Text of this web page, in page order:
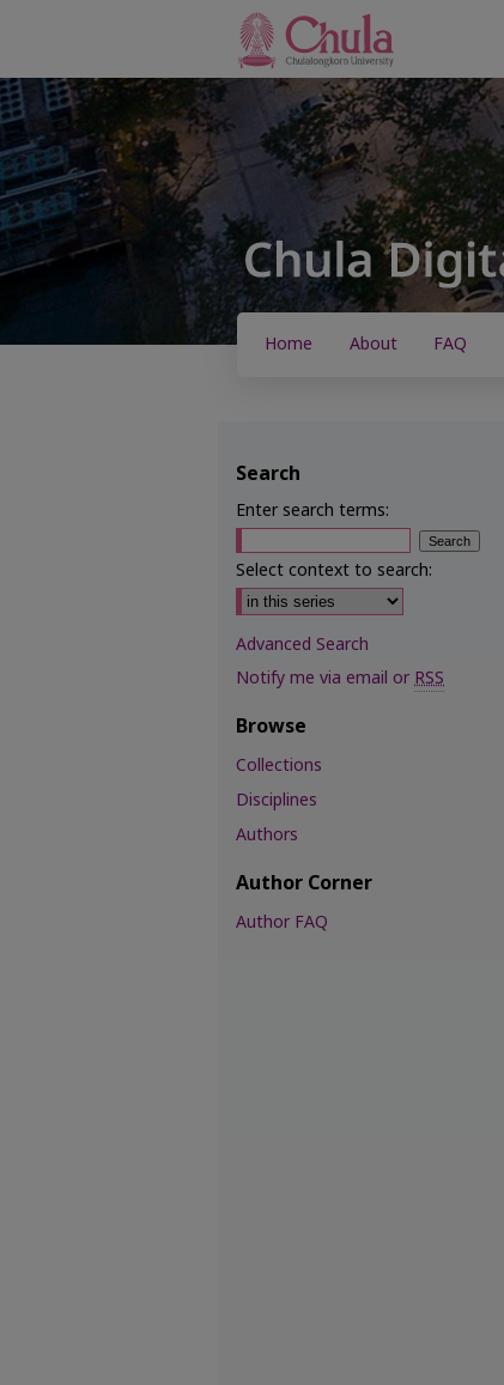
Home About FAQ
Search
Enter search terms:
Select context to search:
Advanced Search
Notify me via email orRSS
Browse
Collections
Disciplines
Authors
Author Corner
Author FAQ